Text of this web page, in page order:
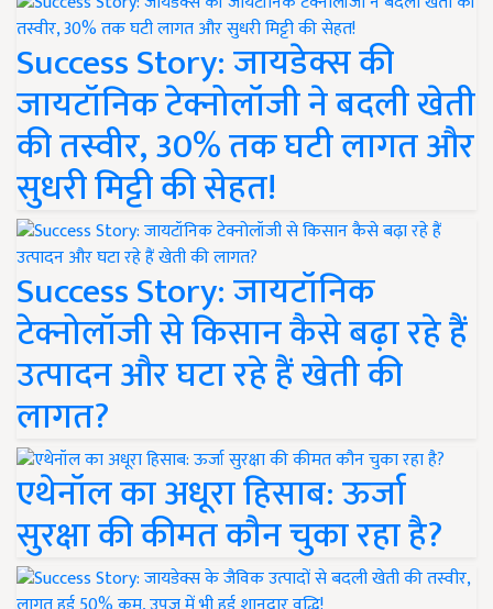
Success Story: जायडेक्स की
जायटॉनिक टेक्नोलॉजी ने बदली खेती
की तस्वीर, 30% तक घटी लागत और
सुधरी मिट्टी की सेहत!
Success Story: जायटॉनिक
टेक्नोलॉजी से किसान कैसे बढ़ा रहे हैं
उत्पादन और घटा रहे हैं खेती की
लागत?
एथेनॉल का अधूरा हिसाब: ऊर्जा
सुरक्षा की कीमत कौन चुका रहा है?